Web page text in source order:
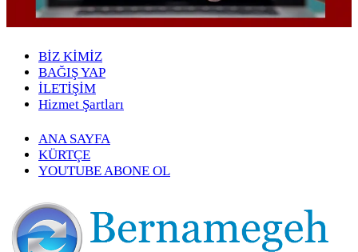
BİZ KİMİZ
BAĞIŞ YAP
İLETİŞİM
Hizmet Şartları
ANA SAYFA
KÜRTÇE
YOUTUBE ABONE OL